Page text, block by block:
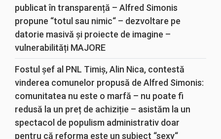
publicat în transparență – Alfred Simonis
propune “totul sau nimic“ – dezvoltare pe
datorie masivă și proiecte de imagine –
vulnerabilități MAJORE
Fostul șef al PNL Timiș, Alin Nica, contestă
vinderea comunelor propusă de Alfred Simonis:
comunitatea nu este o marfă – nu poate fi
redusă la un preț de achiziție – asistăm la un
spectacol de populism administrativ doar
pentru că reforma este un subiect “sexy“